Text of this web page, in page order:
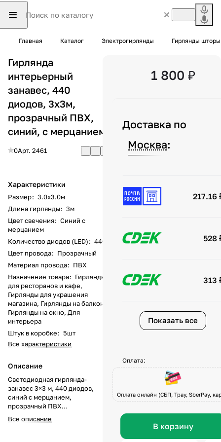
Главная Каталог Электрогирлянды Гирлянды
Гирлянда
интерьерный
занавес, 440
диодов, 3x3м,
прозрачный ПВХ,
синий, с мерцанием
0Арт. 2461
Характеристики
Размер: 3.0х3.0м
Длина гирлянды: 3м
Цвет свечения: Синий с
мерцанием
Количество диодов (LED): 440
Цвет провода: Прозрачный
Материал провода: ПВХ
Назначение товара: Гирлянды
для ресторанов и кафе,
Гирлянды для украшения
магазина, Гирлянды на балкон,
Гирлянды на окно, Для
интерьера
Штук в коробке: 5шт
Все характеристики
Описание
Светодиодная гирлянда-
занавес 3×3 м, 440 диодов,
синий с мерцанием,
прозрачный ПВХ
Светодиодная гирлянда-
занавес — эффектное
Все описание
1 800 ₽
Доставка по
Москва:
217.16
528
313
Показать все
Оплата:
Оплата онлайн (СБП, Tpay, SberPay,
В корзину